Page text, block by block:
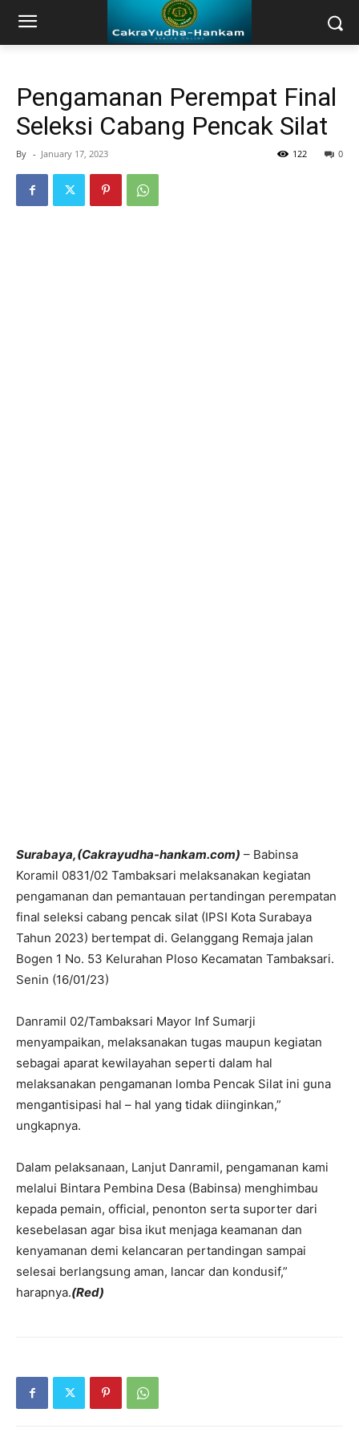
Pengamanan Perempat Final
Seleksi Cabang Pencak Silat
By - January 17, 2023 0
122
Surabaya,(Cakrayudha-hankam.com) – Babinsa
Koramil 0831/02 Tambaksari melaksanakan kegiatan
pengamanan dan pemantauan pertandingan perempatan
final seleksi cabang pencak silat (IPSI Kota Surabaya
Tahun 2023) bertempat di. Gelanggang Remaja jalan
Bogen 1 No. 53 Kelurahan Ploso Kecamatan Tambaksari.
Senin (16/01/23)
Danramil 02/Tambaksari Mayor Inf Sumarji
menyampaikan, melaksanakan tugas maupun kegiatan
sebagai aparat kewilayahan seperti dalam hal
melaksanakan pengamanan lomba Pencak Silat ini guna
mengantisipasi hal – hal yang tidak diinginkan,”
ungkapnya.
Dalam pelaksanaan, Lanjut Danramil, pengamanan kami
melalui Bintara Pembina Desa (Babinsa) menghimbau
kepada pemain, official, penonton serta suporter dari
kesebelasan agar bisa ikut menjaga keamanan dan
kenyamanan demi kelancaran pertandingan sampai
selesai berlangsung aman, lancar dan kondusif,”
harapnya.(Red)